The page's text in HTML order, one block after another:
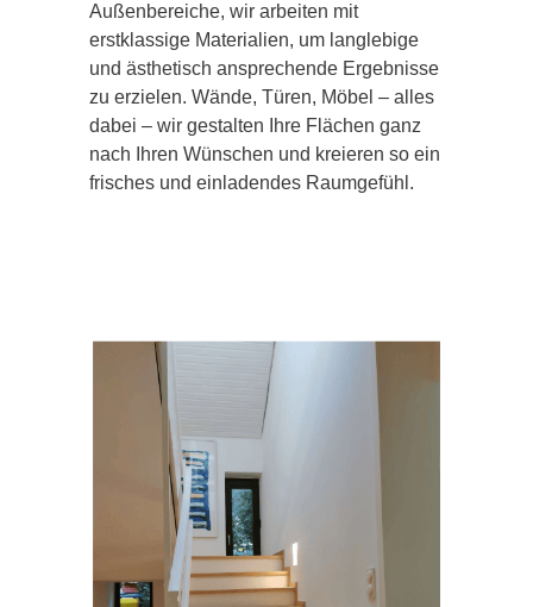
Außenbereiche, wir arbeiten mit
erstklassige Materialien, um langlebige
und ästhetisch ansprechende Ergebnisse
zu erzielen. Wände, Türen, Möbel – alles
dabei – wir gestalten Ihre Flächen ganz
nach Ihren Wünschen und kreieren so ein
frisches und einladendes Raumgefühl.